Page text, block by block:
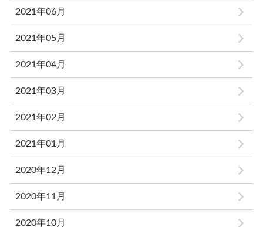
2021年06月
2021年05月
2021年04月
2021年03月
2021年02月
2021年01月
2020年12月
2020年11月
2020年10月